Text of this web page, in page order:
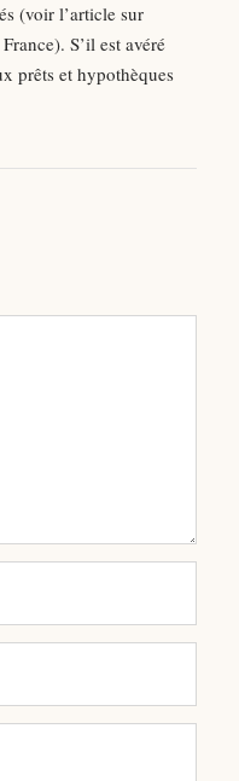
(voir l’article sur
S’il est avéré
prêts et hypothèques